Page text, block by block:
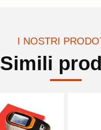
I NOSTRI
Simili